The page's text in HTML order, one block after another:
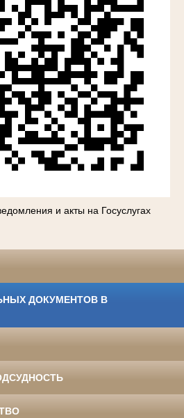
и акты на Госуслугах
ДОКУМЕНТОВ В